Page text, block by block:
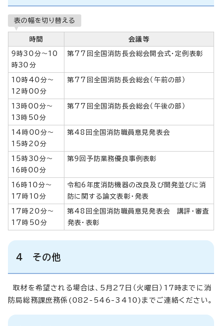
表の幅を切り替える
時間 会議等
9時30分～10
時30分
第77回全国消防長会総会開会式・定例表彰
10時40分～
12時00分
第77回全国消防長会総会（午前の部）
13時00分～
13時50分
第77回全国消防長会総会（午後の部）
14時00分～
15時20分
第48回全国消防職員意見発表会
15時30分～
16時00分
第9回予防業務優良事例表彰
16時10分～
17時10分
令和6年度消防機器の改良及び開発並びに消
防に関する論文表彰・発表
17時20分～
17時50分
第48回全国消防職員意見発表会 講評・審査
発表・表彰
4 その他
取材を希望される場合は、5月27日（火曜日）17時までに消
防局総務課庶務係(082-546-3410)までご連絡ください。